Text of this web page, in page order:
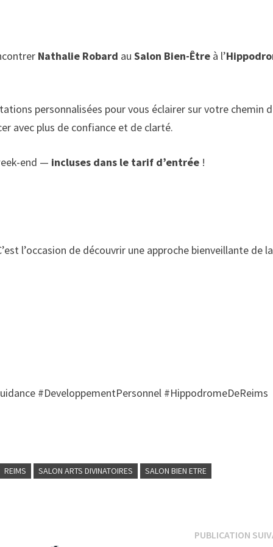
Nathalie Robard au Salon Bien-Êtreà l’
personnalisées pour vous éclairer sur votre chemin
avec plus de confiance et de clarté.
end — incluses dans le tarif d’entrée!
l’occasion de découvrir une approche bienveillante de la
#DeveloppementPersonnel #HippodromeDeReims
REIMS SALON ARTS DIVINATOIRES SALON BIEN ETRE
PUBLICATION